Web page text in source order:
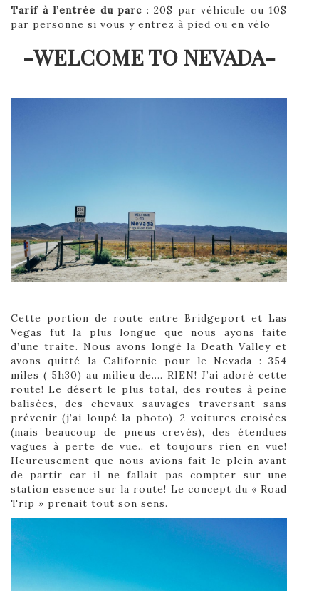
Tarif à l’entrée du parc : 20$ par véhicule ou 10$
par personne si vous y entrez à pied ou en vélo
-WELCOME TO NEVADA-
Cette portion de route entre Bridgeport et Las
Vegas fut la plus longue que nous ayons faite
d’une traite. Nous avons longé la Death Valley et
avons quitté la Californie pour le Nevada : 354
miles ( 5h30) au milieu de…. RIEN! J’ai adoré cette
route! Le désert le plus total, des routes à peine
balisées, des chevaux sauvages traversant sans
prévenir (j’ai loupé la photo), 2 voitures croisées
(mais beaucoup de pneus crevés), des étendues
vagues à perte de vue.. et toujours rien en vue!
Heureusement que nous avions fait le plein avant
de partir car il ne fallait pas compter sur une
station essence sur la route! Le concept du « Road
Trip » prenait tout son sens.